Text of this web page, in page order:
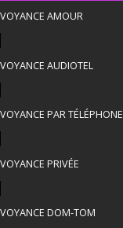
VOYANCE AMOUR
VOYANCE AUDIOTEL
VOYANCE PAR TÉLÉPHONE
VOYANCE PRIVÉE
VOYANCE DOM-TOM